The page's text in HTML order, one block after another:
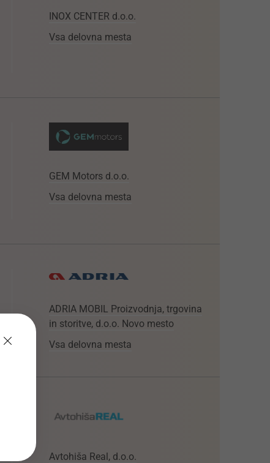
INOX CENTER d.o.o.
Vsa delovna mesta
GEM Motors d.o.o.
Vsa delovna mesta
ADRIA MOBIL Proizvodnja, trgovina
in storitve, d.o.o. Novo mesto
Vsa delovna mesta
Avtohiša Real, d.o.o.